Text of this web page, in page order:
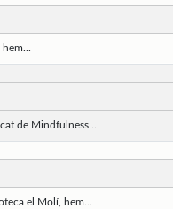
de Mindfulness...
el Molí, hem...